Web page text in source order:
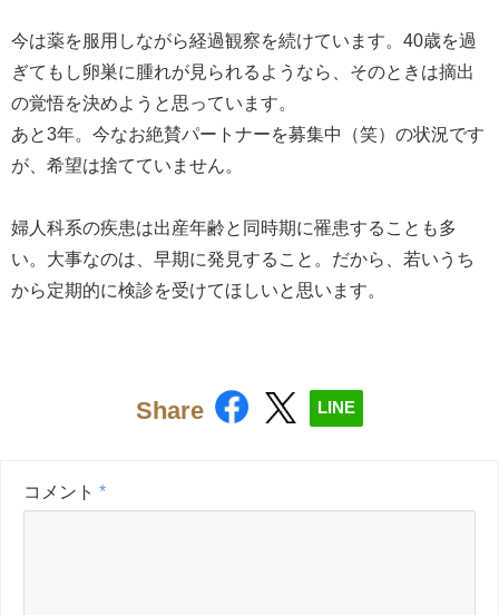
今は薬を服用しながら経過観察を続けています。40歳を過
ぎてもし卵巣に腫れが見られるようなら、そのときは摘出
の覚悟を決めようと思っています。
あと3年。今なお絶賛パートナーを募集中（笑）の状況です
が、希望は捨てていません。
婦人科系の疾患は出産年齢と同時期に罹患することも多
い。大事なのは、早期に発見すること。だから、若いうち
から定期的に検診を受けてほしいと思います。
Share LINE
コメント *